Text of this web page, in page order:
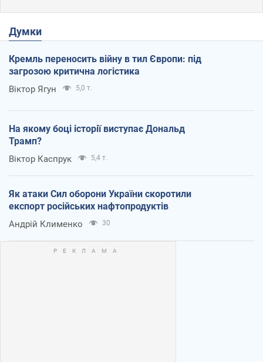
Думки
Кремль переносить війну в тил Європи: під
загрозою критична логістика
Віктор Ягун 5,0 т.
На якому боці історії виступає Дональд
Трамп?
Віктор Каспрук 5,4 т.
Як атаки Сил оборони України скоротили
експорт російських нафтопродуктів
Андрій Клименко 30